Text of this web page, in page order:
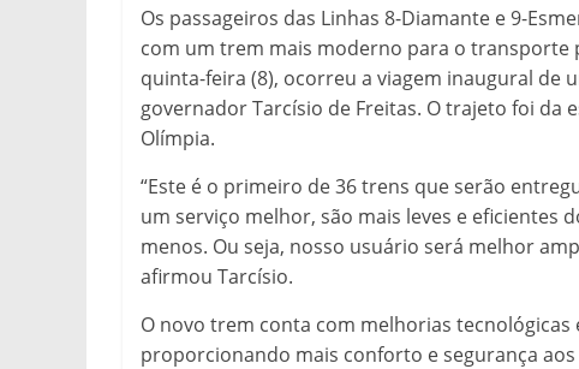
Os passageiros das Linhas 8-Diamante e 9-
com um trem mais moderno para o transporte
quinta-feira (8), ocorreu a viagem inaugural de
governador Tarcísio de Freitas. O trajeto foi da
Olímpia.
“Este é o primeiro de 36 trens que serão
um serviço melhor, são mais leves e
menos. Ou seja, nosso usuário será melhor
afirmou Tarcísio.
O novo trem conta com melhorias tecnológicas
proporcionando mais conforto e segurança